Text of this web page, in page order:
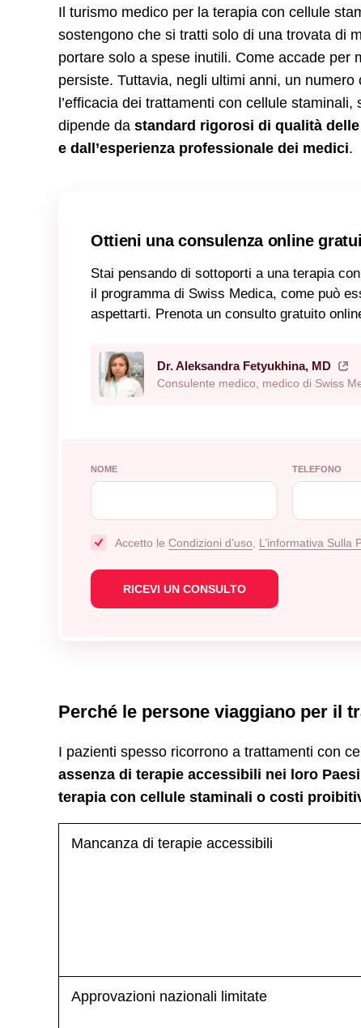
Il turismo medico per la terapia con cellule
sostengono che si tratti solo di una trovata di
portare solo a spese inutili. Come accade per
persiste. Tuttavia, negli ultimi anni, un numero
l’efficacia dei trattamenti con cellule
dipende da standard rigorosi di qualità
e dall’esperienza professionale dei medici.
Ottieni una consulenza online
Stai pensando di sottoporti a una terapia
il programma di Swiss Medica, come può
aspettarti. Prenota un consulto gratuito
Dr. Aleksandra Fetyukhina, MD
Consulente medico, medico di Swiss
NOME TELEFONO
Accetto le Сondizioni d’uso L’informativa Sulla
Perché le persone viaggiano per il
I pazienti spesso ricorrono a trattamenti con
assenza di terapie accessibili nei loro
terapia con cellule staminali o costi
Mancanza di terapie accessibili
Approvazioni nazionali limitate